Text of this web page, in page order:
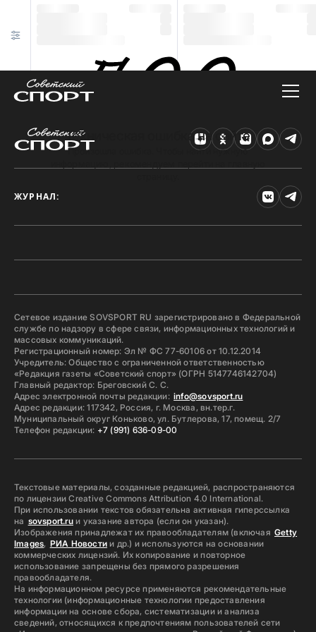
Техническая ошибка на сайте
Произошла ошибка. Чтобы найти нужную
ЖУРНАЛ:
Сетевое издание SOVSPORT RU зарегистрировано в Федеральной
службе по надзору в сфере связи, информационных технологий и
массовых коммуникаций.
Регистрационный номер: Эл № ФС 77-60106 от 10.12.2014
Учредитель: Общество с ограниченной ответственностью
«Редакция газеты «Советский спорт» (ОГРН 5147746142704)
Главный редактор: Бреговский С. С.
Адрес электронной почты редакции: info@sovsport.ru
Адрес редакции: 117342, Россия, г. Москва, вн.тер.г.
Муниципальный округ Коньково, ул. Бутлерова, 17, помещ. 2/7
Телефон редакции: +7 (991) 636-09-00
Текстовые материалы, созданные редакцией, распространяются
по лицензии Creative Commons Attribution 4.0 International.
При использовании текстов обязательна активная гиперссылка
на sovsport.ruи указание автора (если он указан).
Изображения принадлежат их правообладателям (включая Getty
Images, РИА Новостии др.) и используются на основании
коммерческих лицензий. Их копирование и повторное
использование запрещены без прямого разрешения
правообладателя.
На информационном ресурсе применяются рекомендательные
технологии (информационные технологии предоставления
информации на основе сбора, систематизации и анализа
сведений, относящихся к предпочтениям пользователей сети